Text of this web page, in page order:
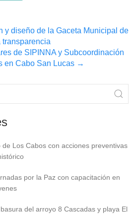
y diseño de la Gaceta Municipal de
transparencia
de SIPINNA y Subcoordinación
en Cabo San Lucas →
de Los Cabos con acciones preventivas
por la Paz con capacitación en
del arroyo 8 Cascadas y playa El